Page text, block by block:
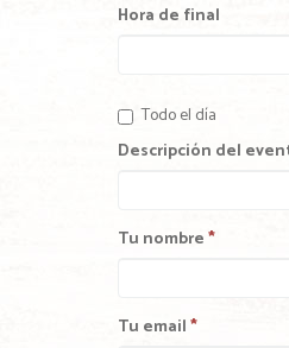
Hora de final
Todo el día
Descripción del
Tu nombre*
Tu email*